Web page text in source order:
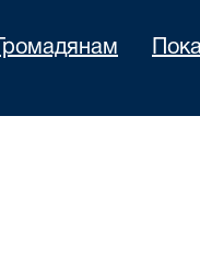
Громадянам